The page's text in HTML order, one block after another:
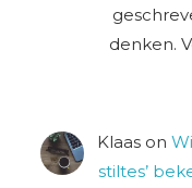
denken.
Klaas on
stiltes’